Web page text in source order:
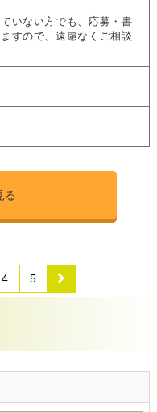
いない方でも、応募・書
すので、遠慮なくご相談
る
4 5